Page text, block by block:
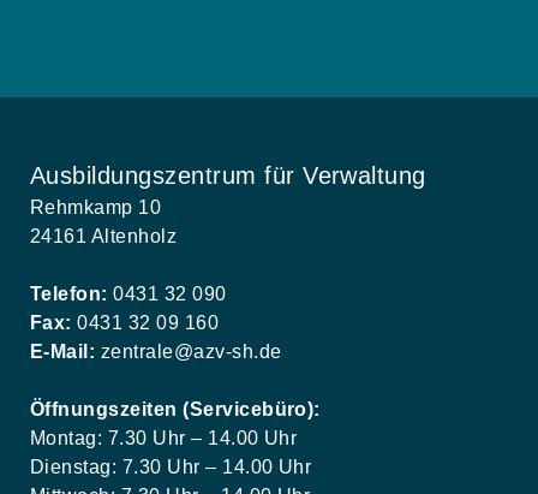
Ausbildungszentrum für Verwaltung
Rehmkamp 10
24161 Altenholz
Telefon: 0431 32 090
Fax: 0431 32 09 160
E-Mail: zentrale@azv-sh.de
Öffnungszeiten (Servicebüro):
Montag: 7.30 Uhr – 14.00 Uhr
Dienstag: 7.30 Uhr – 14.00 Uhr